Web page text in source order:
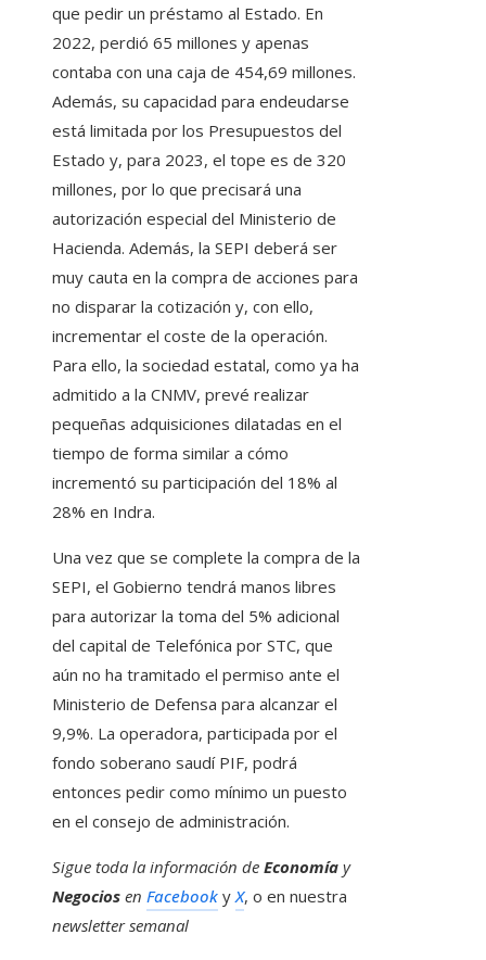
que pedir un préstamo al Estado. En
2022, perdió 65 millones y apenas
contaba con una caja de 454,69 millones.
Además, su capacidad para endeudarse
está limitada por los Presupuestos del
Estado y, para 2023, el tope es de 320
millones, por lo que precisará una
autorización especial del Ministerio de
Hacienda. Además, la SEPI deberá ser
muy cauta en la compra de acciones para
no disparar la cotización y, con ello,
incrementar el coste de la operación.
Para ello, la sociedad estatal, como ya ha
admitido a la CNMV, prevé realizar
pequeñas adquisiciones dilatadas en el
tiempo de forma similar a cómo
incrementó su participación del 18% al
28% en Indra.
Una vez que se complete la compra de la
SEPI, el Gobierno tendrá manos libres
para autorizar la toma del 5% adicional
del capital de Telefónica por STC, que
aún no ha tramitado el permiso ante el
Ministerio de Defensa para alcanzar el
9,9%. La operadora, participada por el
fondo soberano saudí PIF, podrá
entonces pedir como mínimo un puesto
en el consejo de administración.
Sigue toda la información de Economía y
Negocios en Facebook yX, o en nuestra
newsletter semanal